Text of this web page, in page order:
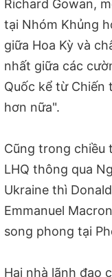
Richard Gowan,
tại Nhóm Khủng
giữa Hoa Kỳ và
nhất giữa các
Quốc kể từ
hơn nữa".
Cũng trong chiều
LHQ thông qua
Ukraine thì
Emmanuel
song phong tại
Hai nhà lãnh đạo